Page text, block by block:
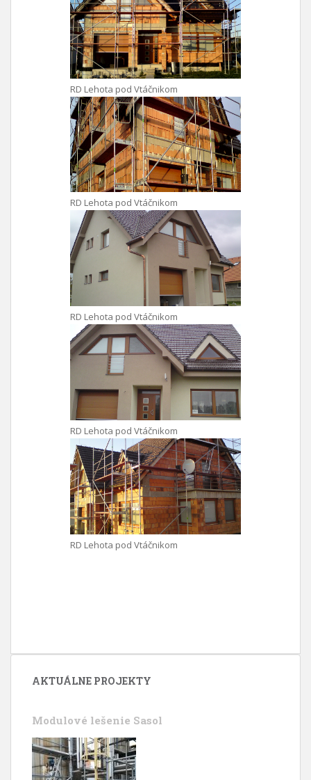
RD Lehota pod Vtáčnikom
RD Lehota pod Vtáčnikom
RD Lehota pod Vtáčnikom
RD Lehota pod Vtáčnikom
RD Lehota pod Vtáčnikom
AKTUÁLNE PROJEKTY
Modulové lešenie Sasol